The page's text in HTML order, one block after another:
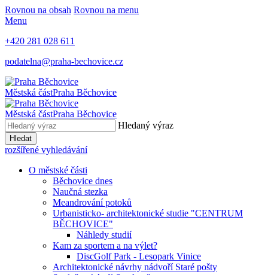
Rovnou na obsah Rovnou na menu
Menu
+420 281 028 611
podatelna@praha-bechovice.cz
Městská částPraha Běchovice
Městská částPraha Běchovice
Hledaný výraz
Hledat
rozšířené vyhledávání
O městské části
Běchovice dnes
Naučná stezka
Meandrování potoků
Urbanisticko- architektonické studie "CENTRUM
BĚCHOVICE"
Náhledy studií
Kam za sportem a na výlet?
DiscGolf Park - Lesopark Vinice
Architektonické návrhy nádvoří Staré pošty